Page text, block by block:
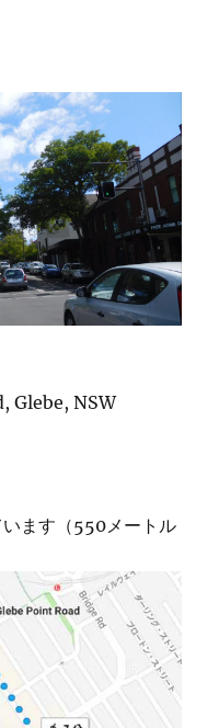
Glebe, NSW
ます（550メートル